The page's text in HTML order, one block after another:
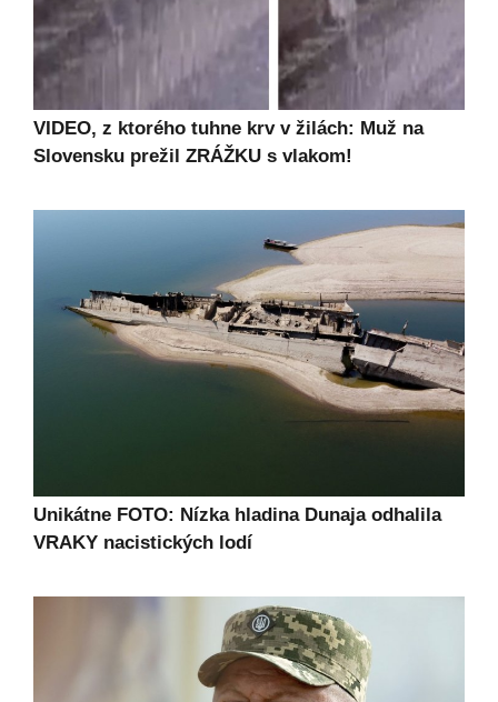
VIDEO, z ktorého tuhne krv v žilách: Muž na
Slovensku prežil ZRÁŽKU s vlakom!
Unikátne FOTO: Nízka hladina Dunaja odhalila
VRAKY nacistických lodí